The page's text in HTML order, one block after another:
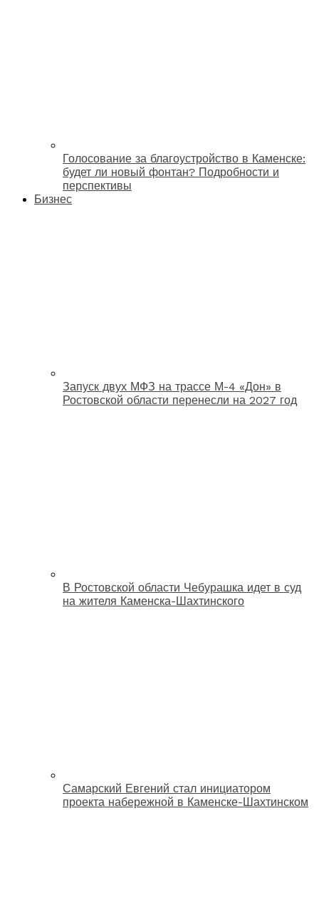
Голосование за благоустройство в Каменске:
будет ли новый фонтан? Подробности и
перспективы
Бизнес
Запуск двух МФЗ на трассе М-4 «Дон» в
Ростовской области перенесли на 2027 год
В Ростовской области Чебурашка идет в суд
на жителя Каменска-Шахтинского
Самарский Евгений стал инициатором
проекта набережной в Каменске-Шахтинском